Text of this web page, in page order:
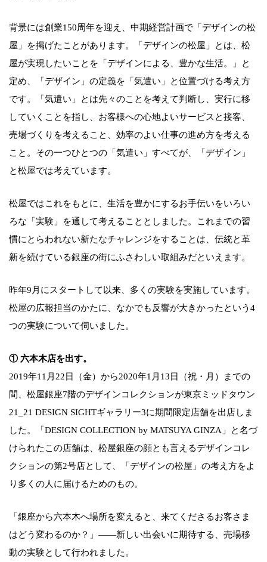
背景には創業150周年を迎え、中期経営計画で「デザインの松
屋」を掲げたことがあります。「デザインの松屋」とは、松
屋が実現したいことを「デザインによる、豊かな生活。」と
定め、「デザイン」の定義を「気遣い」と位置づける考え方
です。「気遣い」とは先々のことを考えて判断し、実行に移
していくことを指し、お客様への心地よいサービスと接客、
売場づくりを考えること、効率のよい仕事の進め方を考える
こと。その一つひとつの「気遣い」すべてが、「デザイン」
と松屋では考えています。
松屋ではこれをもとに、生活を豊かにするお手伝いをいろい
ろな「実験」を通して考えることとしました。これまでの習
慣にとらわれない新たなチャレンジをすることは、伝統と革
新を続けている銀座の街にふさわしい取組みだといえます。
昨年9月にスタートして以来、多くの実験を実施しています。
松屋の広報担当のかたに、なかでも反響が大きかったという4
つの実験について伺いました。
① 六本木店を出す。
2019年11月22日（金）から2020年1月13日（祝・月）までの
間、松屋銀座7階のデザインコレクションが東京ミッドタウン
21_21 DESIGN SIGHTギャラリー3に期間限定店舗を出店しま
した。「DESIGN COLLECTION by MATSUYA GINZA」と名づ
けられたこの店舗は、松屋銀座の顔とも言えるデザインコレ
クションの第2号店として、「デザインの松屋」の考え方をよ
り多くの人に届けるためのもの。
「銀座から六本木へ場所を変えると、来てくださるお客さま
はどう変わるのか？」――新しい出会いに期待する、売場移
動の実験として行われました。